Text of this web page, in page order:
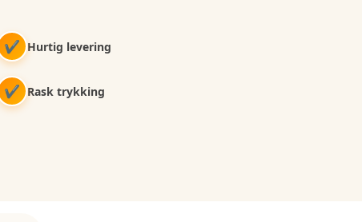
✔ Hurtig levering
✔ Rask trykking